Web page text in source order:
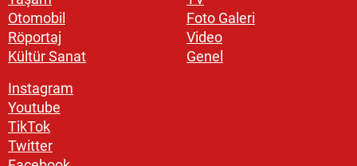
Otomobil
Röportaj
Kültür Sanat
Foto Galeri
Video
Genel
Instagram
Youtube
TikTok
Twitter